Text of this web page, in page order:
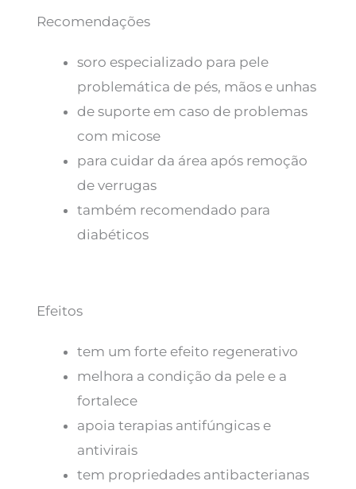
Recomendações
soro especializado para pele
problemática de pés, mãos e unhas
de suporte em caso de problemas
com micose
para cuidar da área após remoção
de verrugas
também recomendado para
diabéticos
Efeitos
tem um forte efeito regenerativo
melhora a condição da pele e a
fortalece
apoia terapias antifúngicas e
antivirais
tem propriedades antibacterianas